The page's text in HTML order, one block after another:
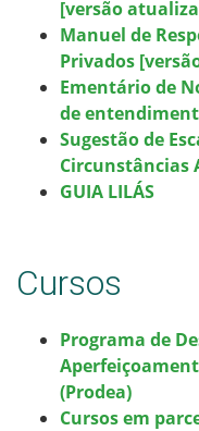
[versão
Manuel de
Privados
Ementário de
de
Sugestão de
Circunstâncias
GUIA LILÁS
Cursos
Programa de
(Prodea)
Cursos em